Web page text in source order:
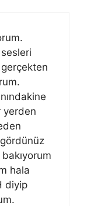
yerden
hala
diyip